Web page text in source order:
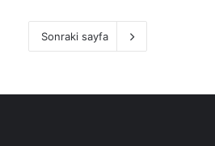
Sonraki sayfa